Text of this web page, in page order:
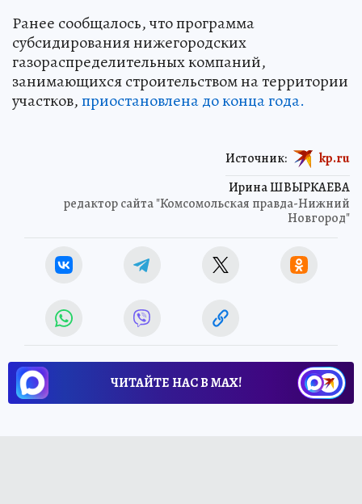
Ранее сообщалось, что программа
субсидирования нижегородских
газораспределительных компаний,
занимающихся строительством на территории
участков,приостановлена до конца года.
Ирина ШВЫРКАЕВА
редактор сайта "Комсомольская правда-Нижний
Новгород"
Источник: kp.ru
ЧИТАЙТЕ НАС В МАХ!